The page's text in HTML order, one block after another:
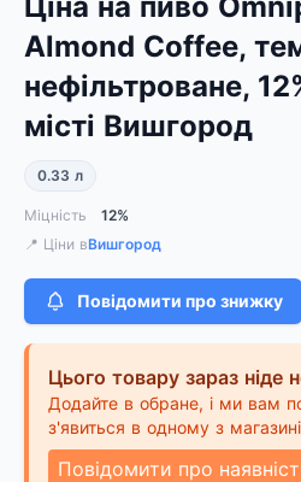
Almond Coffee,
нефільтроване,
місті Вишгород
0.33 л
Міцність
12%
📍 Ціни вВишгород
Повідомити про знижку
Цього товару зараз ніде
Додайте в обране, і ми вам
з'явиться в одному з
Повідомити про